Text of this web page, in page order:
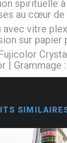
spirituelle
au cœur
avec vitre
sur papier
| Grammage